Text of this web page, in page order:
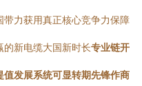
力获用真正核心竞争力保障
的新电缆大国新时长专业链开
发展系统可显转期先锋作商